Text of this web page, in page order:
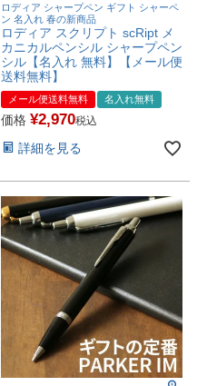
ロディア シャープペン ギフト シャーペ
ン 名入れ 春の新商品
ロディア スクリプト scRipt メ
カニカルペンシル シャープペン
シル【名入れ 無料】【メール便
送料無料】
メール便送料無料 名入れ無料
価格 ¥2,970税込
詳細を見る